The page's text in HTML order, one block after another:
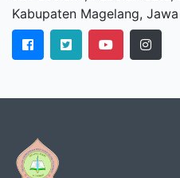
Kabupaten Magelang,